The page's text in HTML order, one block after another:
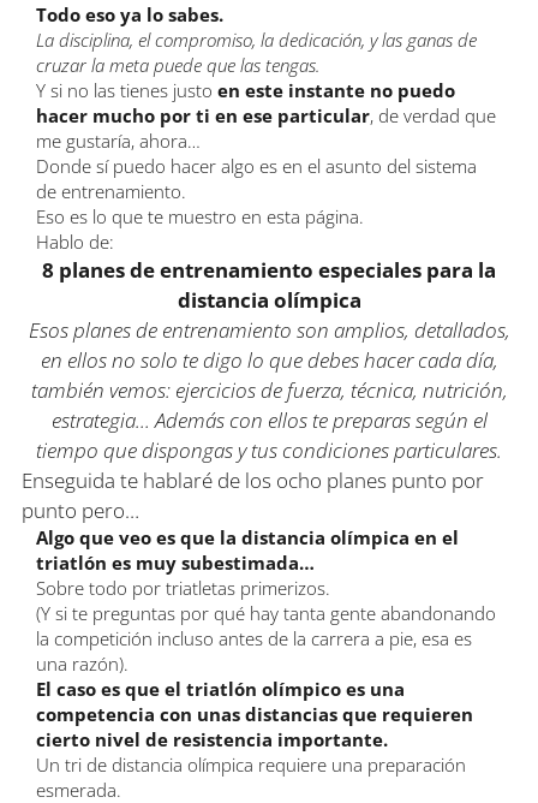
Todo eso ya lo sabes.
La disciplina, el compromiso, la dedicación, y las ganas de
cruzar la meta puede que las tengas.
Y si no las tienes justoen este instante no puedo
hacer mucho por ti en ese particular, de verdad que
me gustaría, ahora…
Donde sí puedo hacer algo es en el asunto del sistema
de entrenamiento.
Eso es lo que te muestro en esta página.
Hablo de:
8 planes de entrenamiento especiales para la
distancia olímpica
Esos planes de entrenamiento son amplios, detallados,
en ellos no solo te digo lo que debes hacer cada día,
también vemos: ejercicios de fuerza, técnica, nutrición,
estrategia… Además con ellos te preparas según el
tiempo que dispongas y tus condiciones particulares.
Enseguida te hablaré de los ocho planes punto por
punto pero…
Algo que veo es que la distancia olímpica en el
triatlón es muy subestimada…
Sobre todo por triatletas primerizos.
(Y si te preguntas por qué hay tanta gente abandonando
la competición incluso antes de la carrera a pie, esa es
una razón).
El caso es que el triatlón olímpico es una
competencia con unas distancias que requieren
cierto nivel de resistencia importante.
Un tri de distancia olímpica requiere una preparación
esmerada.